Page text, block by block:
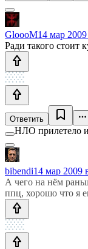
GloooM14 мар
Ради такого стоит
Ответить
НЛО прилетело и
bibendi14 мар 2009
А чего на нём
ппц, хорошо что я